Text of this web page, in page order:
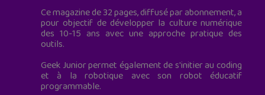
Ce magazine de 32 pages, diffusé par abonnement, a
pour objectif de développer la culture numérique
des 10-15 ans avec une approche pratique des
outils.
Geek Junior permet également de s'initier au coding
et à la robotique avec son robot éducatif
programmable.